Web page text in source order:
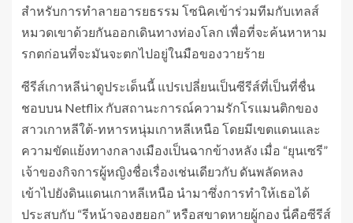
สำหรับการทำลายอารยธรรม โซนิคเข้าร่วมทีมกับเทลส์
หมวดเขาด้วยกันออกเดินทางท่องโลก เพื่อที่จะค้นหาหาม
รกตก่อนที่จะมันจะตกไปอยู่ในมือของวายร้าย
ซีรีส์เกาหลีน่าดูประเด็นนี้ แปรเปลี่ยนเป็นซีรีส์ที่เป็นที่ชื่น
ชอบบน Netflix กับสถานะการณ์ความรักโรแมนติกของ
สาวเกาหลีใต้-ทหารหนุ่มเกาหลีเหนือ โดยมีเขตแดนและ
ความขัดแย้งทางกลางเมืองเป็นฉากข้างหลัง เมื่อ “ยุนเซรี”
เจ้าของกิจการผู้หญิงชื่อเรื่องเช่นเดียวกับ ดันพลัดหลง
เข้าไปยังดินแดนเกาหลีเหนือ นำมาซึ่งการทำให้เธอได้
ประสบกับ “รีหน้าจองฮยอก” หรือสขาดหายผู้กอง นี่คือซีรีส์